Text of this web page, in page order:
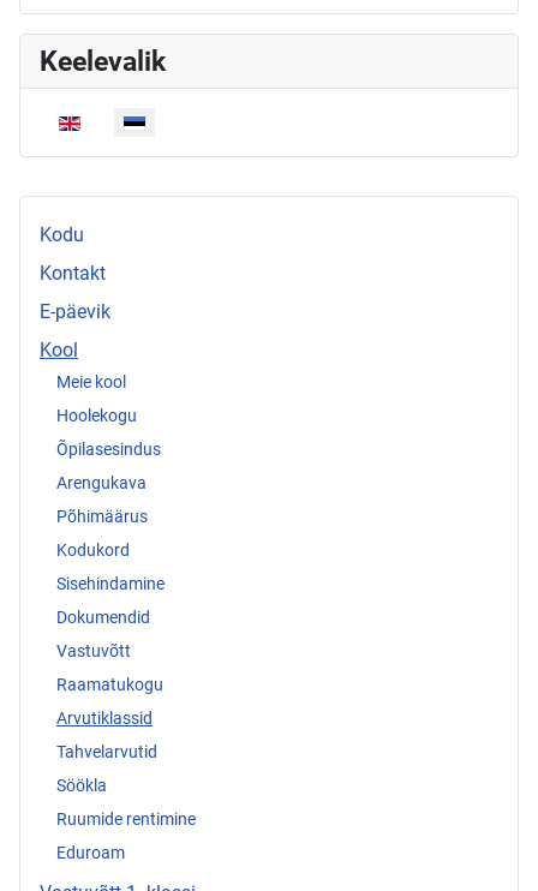
Kodu
Kontakt
E-päevik
Kool
Meie kool
Hoolekogu
Õpilasesindus
Arengukava
Põhimäärus
Kodukord
Sisehindamine
Dokumendid
Vastuvõtt
Raamatukogu
Arvutiklassid
Tahvelarvutid
Söökla
Ruumide rentimine
Eduroam
Keelevalik
Vali keel